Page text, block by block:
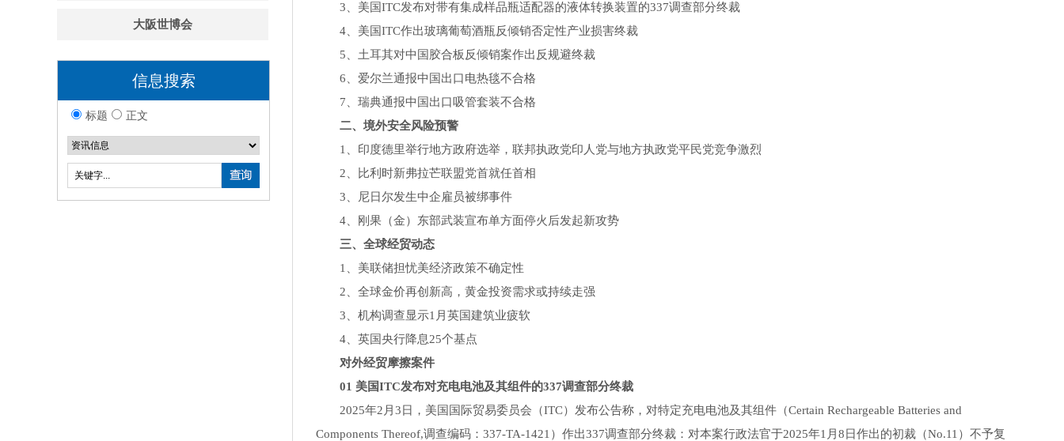
大阪世博会
信息搜索
标题 正文
3、美国ITC发布对带有集成样品瓶适配器的液体转换装置的337调查部分终裁
4、美国ITC作出玻璃葡萄酒瓶反倾销否定性产业损害终裁
5、土耳其对中国胶合板反倾销案作出反规避终裁
6、爱尔兰通报中国出口电热毯不合格
7、瑞典通报中国出口吸管套装不合格
二、境外安全风险预警
1、印度德里举行地方政府选举，联邦执政党印人党与地方执政党平民党竞争激烈
2、比利时新弗拉芒联盟党首就任首相
3、尼日尔发生中企雇员被绑事件
4、刚果（金）东部武装宣布单方面停火后发起新攻势
三、全球经贸动态
1、美联储担忧美经济政策不确定性
2、全球金价再创新高，黄金投资需求或持续走强
3、机构调查显示1月英国建筑业疲软
4、英国央行降息25个基点
对外经贸摩擦案件
01 美国ITC发布对充电电池及其组件的337调查部分终裁
2025年2月3日，美国国际贸易委员会（ITC）发布公告称，对特定充电电池及其组件（Certain Rechargeable Batteries and
Components Thereof,调查编码：337-TA-1421）作出337调查部分终裁：对本案行政法官于2025年1月8日作出的初裁（No.11）不予复